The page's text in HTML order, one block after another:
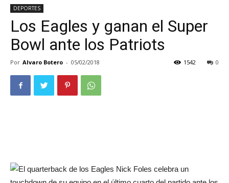
Notiloco
DEPORTES
Los Eagles y ganan el Super
Bowl ante los Patriots
Por Alvaro Botero - 05/02/2018 0
1542